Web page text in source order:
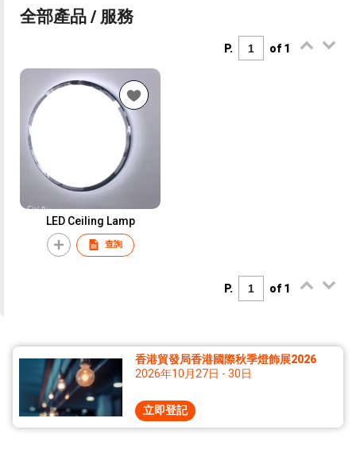
全部產品 / 服務
P. of 1
LED Ceiling Lamp
查詢
P. of 1
香港貿發局香港國際秋季燈飾展2026
2026年10月27日 - 30日
立即登記